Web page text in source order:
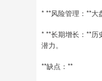
* **风险管理：**大
* **长期增长：**
潜力。
**缺点：**